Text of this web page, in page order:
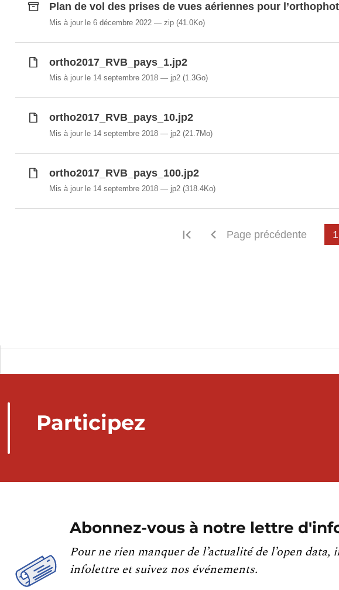
Plan de vol des prises de vues aériennes pour
Mis à jour le 6 décembre 2022 zip(41.0Ko)
ortho2017_RVB_pays_1.jp2
Mis à jour le 14 septembre 2018 jp2(1.3Go)
ortho2017_RVB_pays_10.jp2
Mis à jour le 14 septembre 2018 jp2(21.7Mo)
ortho2017_RVB_pays_100.jp2
Mis à jour le 14 septembre 2018 jp2(318.4Ko)
Première page
Page précédente 1
Participez
Abonnez-vous à notre lettre
Pour ne rien manquer de l’actualité de l’open
infolettre et suivez nos événements.